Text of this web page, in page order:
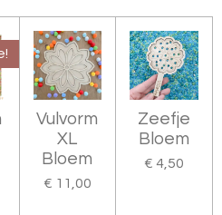
Vulvorm
XL
Bloem
€ 11,00
Zeefje
Bloem
€ 4,50